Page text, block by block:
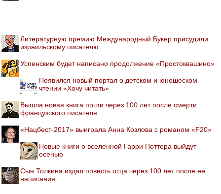
Литературную премию Международный Букер присудили
израильскому писателю
Успенским будет написано продолжение «Простоквашино»
Появился новый портал о детском и юношеском
чтении «Хочу читать»
Вышла новая книга почти через 100 лет после смерти
французского писателя
«Нацбест-2017» выиграла Анна Козлова с романом «F20»
Новые книги о вселенной Гарри Поттера выйдут
осенью
Сын Толкина издал повесть отца через 100 лет после ее
написания